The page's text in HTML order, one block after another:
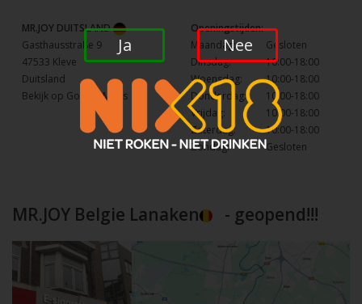
MR.JOY DUITSLAND
Gasthausstraße 9
47533 Kleve
Duitsland
Bekijk op Google Maps
Openingstijden:
Maandag:
Gesloten
Dinsdag:
10:00-18:00
Woensdag:
10:00-18:00
Donderdag:
10:00-18:00
Vrijdag:
10:00-18:00
Zaterdag:
10:00-18:00
Zondag:
Gesloten
MR.JOY Belgie Lanaken - geopend!!!
Ja Nee